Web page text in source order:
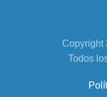
Copyright
Todos